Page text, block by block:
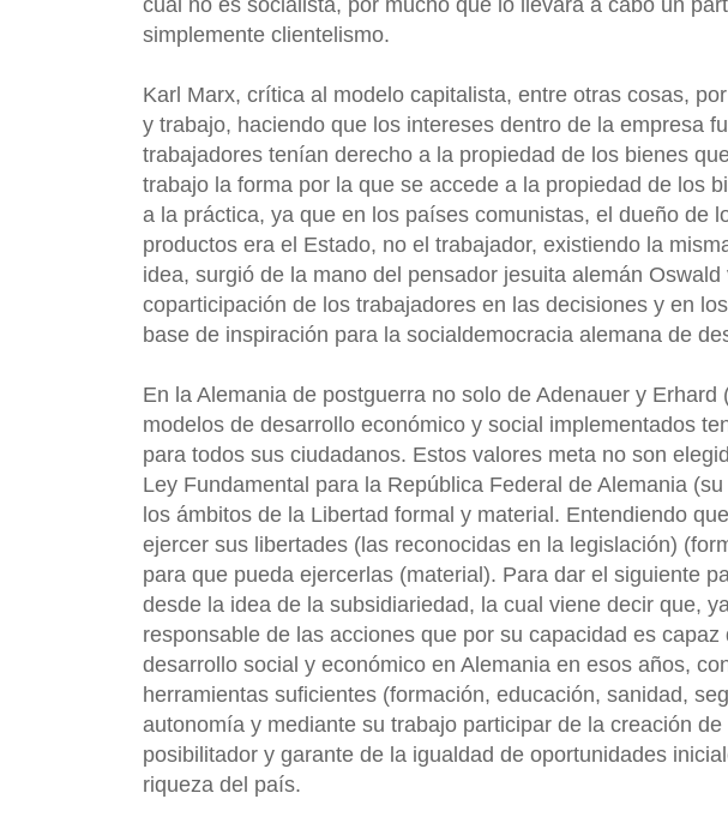
simplemente clientelismo.
Karl Marx, crítica al modelo capitalista, entre otras cosas,
y trabajo, haciendo que los intereses dentro de la empresa
trabajadores tenían derecho a la propiedad de los bienes
trabajo la forma por la que se accede a la propiedad de los
a la práctica, ya que en los países comunistas, el dueño de
productos era el Estado, no el trabajador, existiendo la
idea, surgió de la mano del pensador jesuita alemán
coparticipación de los trabajadores en las decisiones y en
base de inspiración para la socialdemocracia alemana de
En la Alemania de postguerra no solo de Adenauer y
modelos de desarrollo económico y social implementados
para todos sus ciudadanos. Estos valores meta no son
Ley Fundamental para la República Federal de Alemania
los ámbitos de la Libertad formal y material. Entendiendo
ejercer sus libertades (las reconocidas en la legislación)
para que pueda ejercerlas (material). Para dar el siguiente
desde la idea de la subsidiariedad, la cual viene decir que,
responsable de las acciones que por su capacidad es
desarrollo social y económico en Alemania en esos años,
herramientas suficientes (formación, educación, sanidad,
autonomía y mediante su trabajo participar de la creación
posibilitador y garante de la igualdad de oportunidades
riqueza del país.